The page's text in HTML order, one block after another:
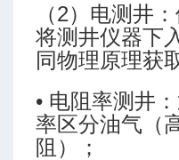
（2）电测井
将测井仪器下
同物理原理获
• 电阻率测井
率区分油气（
阻）；